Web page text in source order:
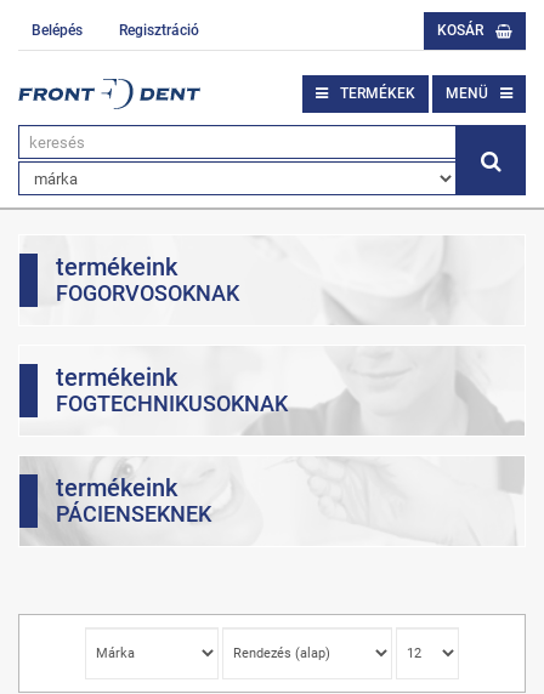
Belépés Regisztráció KOSÁR
TERMÉKEK MENÜ
termékeink
FOGORVOSOKNAK
termékeink
FOGTECHNIKUSOKNAK
termékeink
PÁCIENSEKNEK